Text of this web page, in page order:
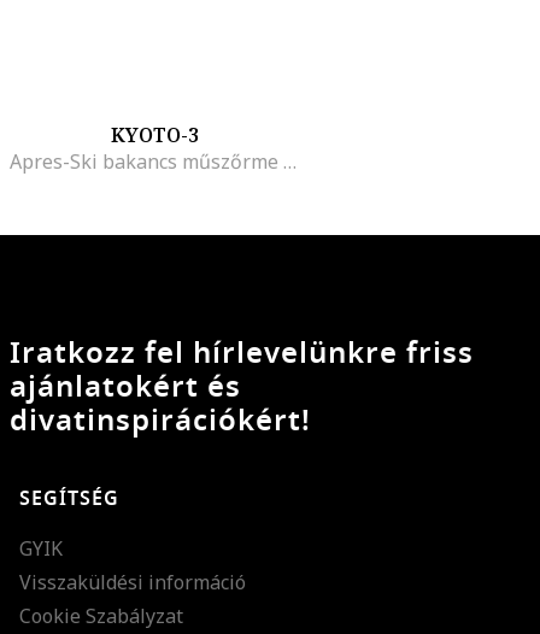
KYOTO-3
Apres-Ski bakancs műszőrme részletekkel, Fekete
Iratkozz fel hírlevelünkre friss
ajánlatokért és
divatinspirációkért!
SEGÍTSÉG
GYIK
Visszaküldési információ
Cookie Szabályzat